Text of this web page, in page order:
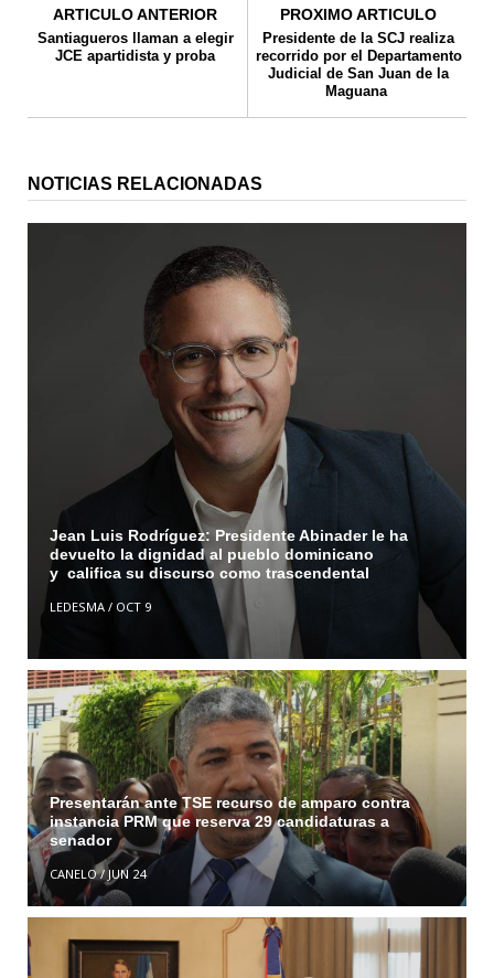
ARTICULO ANTERIOR
Santiagueros llaman a elegir
JCE apartidista y proba
PROXIMO ARTICULO
Presidente de la SCJ realiza
recorrido por el Departamento
Judicial de San Juan de la
Maguana
NOTICIAS RELACIONADAS
Jean Luis Rodríguez: Presidente Abinader le ha
devuelto la dignidad al pueblo dominicano
y califica su discurso como trascendental
LEDESMA/ OCT 9
Presentarán ante TSE recurso de amparo contra
instancia PRM que reserva 29 candidaturas a
senador
CANELO/ JUN 24